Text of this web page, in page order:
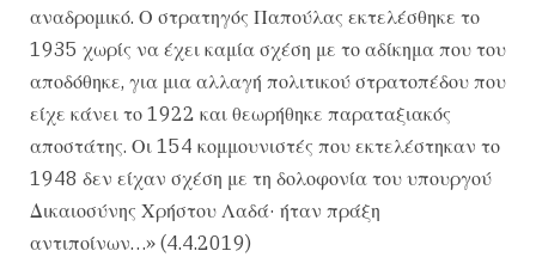
αναδρομικό. Ο στρατηγός Παπούλας εκτελέσθηκε το
1935 χωρίς να έχει καμία σχέση με το αδίκημα που του
αποδόθηκε, για μια αλλαγή πολιτικού στρατοπέδου που
είχε κάνει το 1922 και θεωρήθηκε παραταξιακός
αποστάτης. Οι 154 κομμουνιστές που εκτελέστηκαν το
1948 δεν είχαν σχέση με τη δολοφονία του υπουργού
Δικαιοσύνης Χρήστου Λαδά· ήταν πράξη
αντιποίνων…» (4.4.2019)